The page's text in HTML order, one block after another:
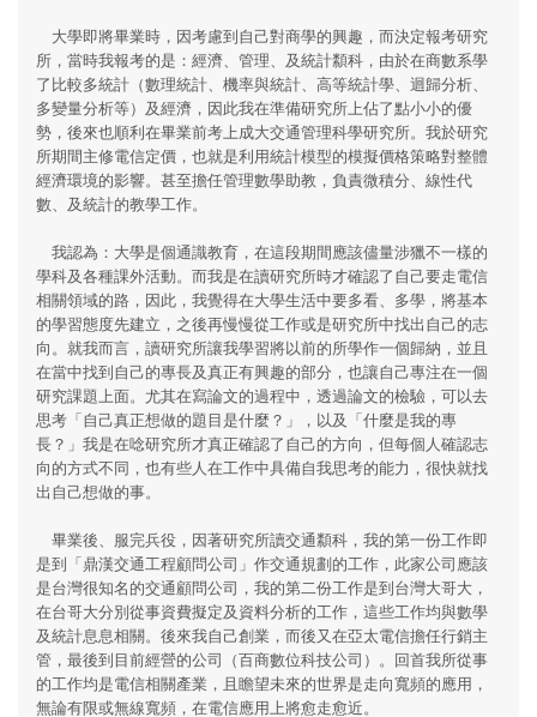
大學即將畢業時，因考慮到自己對商學的興趣，而決定報考研究
所，當時我報考的是：經濟、管理、及統計纇科，由於在商數系學
了比較多統計（數理統計、機率與統計、高等統計學、迴歸分析、
多變量分析等）及經濟，因此我在準備研究所上佔了點小小的優
勢，後來也順利在畢業前考上成大交通管理科學研究所。我於研究
所期間主修電信定價，也就是利用統計模型的模擬價格策略對整體
經濟環境的影響。甚至擔任管理數學助教，負責微積分、線性代
數、及統計的教學工作。
我認為：大學是個通識教育，在這段期間應該儘量涉獵不一樣的
學科及各種課外活動。而我是在讀研究所時才確認了自己要走電信
相關領域的路，因此，我覺得在大學生活中要多看、多學，將基本
的學習態度先建立，之後再慢慢從工作或是研究所中找出自己的志
向。就我而言，讀研究所讓我學習將以前的所學作一個歸納，並且
在當中找到自己的專長及真正有興趣的部分，也讓自己專注在一個
研究課題上面。尤其在寫論文的過程中，透過論文的檢驗，可以去
思考「自己真正想做的題目是什麼？」，以及「什麼是我的專
長？」我是在唸研究所才真正確認了自己的方向，但每個人確認志
向的方式不同，也有些人在工作中具備自我思考的能力，很快就找
出自己想做的事。
畢業後、服完兵役，因著研究所讀交通纇科，我的第一份工作即
是到「鼎漢交通工程顧問公司」作交通規劃的工作，此家公司應該
是台灣很知名的交通顧問公司，我的第二份工作是到台灣大哥大，
在台哥大分別從事資費擬定及資料分析的工作，這些工作均與數學
及統計息息相關。後來我自己創業，而後又在亞太電信擔任行銷主
管，最後到目前經營的公司（百商數位科技公司）。回首我所從事
的工作均是電信相關產業，且瞻望未來的世界是走向寬頻的應用，
無論有限或無線寬頻，在電信應用上將愈走愈近。